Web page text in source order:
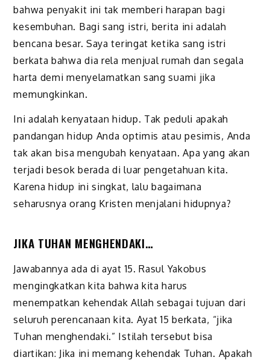
bahwa penyakit ini tak memberi harapan bagi
kesembuhan. Bagi sang istri, berita ini adalah
bencana besar. Saya teringat ketika sang istri
berkata bahwa dia rela menjual rumah dan segala
harta demi menyelamatkan sang suami jika
memungkinkan.
Ini adalah kenyataan hidup. Tak peduli apakah
pandangan hidup Anda optimis atau pesimis, Anda
tak akan bisa mengubah kenyataan. Apa yang akan
terjadi besok berada di luar pengetahuan kita.
Karena hidup ini singkat, lalu bagaimana
seharusnya orang Kristen menjalani hidupnya?
JIKA TUHAN MENGHENDAKI…
Jawabannya ada di ayat 15. Rasul Yakobus
mengingkatkan kita bahwa kita harus
menempatkan kehendak Allah sebagai tujuan dari
seluruh perencanaan kita. Ayat 15 berkata, “jika
Tuhan menghendaki.” Istilah tersebut bisa
diartikan: Jika ini memang kehendak Tuhan. Apakah